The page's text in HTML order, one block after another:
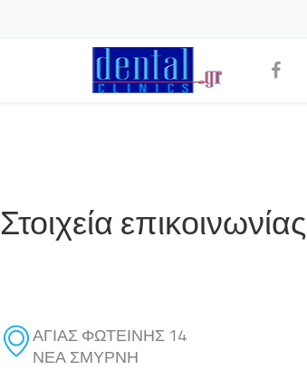
Στοιχεία επικοινωνίας
ΑΓΙΑΣ ΦΩΤΕΙΝΗΣ 14
ΝΕΑ ΣΜΥΡΝΗ